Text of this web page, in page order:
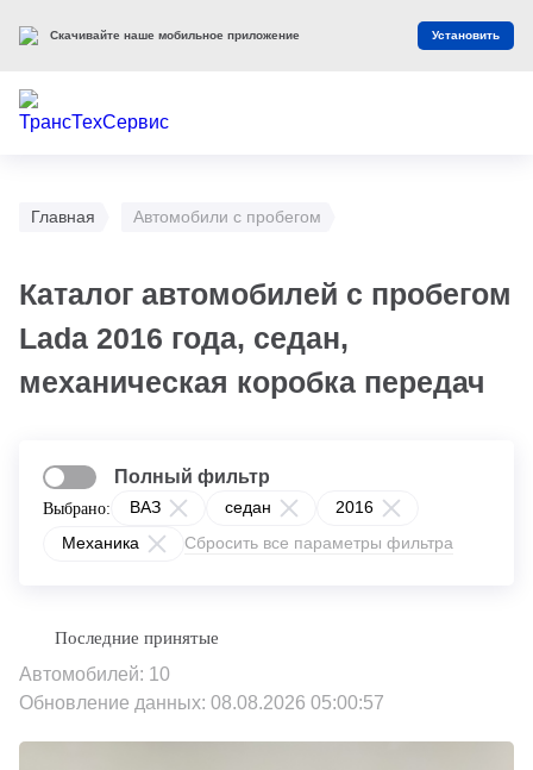
Главная Автомобили с пробегом
Каталог автомобилей с пробегом
Lada 2016 года, седан,
механическая коробка передач
Выбрано: ВАЗ седан
2016
Механика
Сбросить все параметры фильтра
Полный фильтр
Автомобилей: 10
Обновление данных: 08.08.2026 05:00:57
Скачивайте наше мобильное приложение Установить